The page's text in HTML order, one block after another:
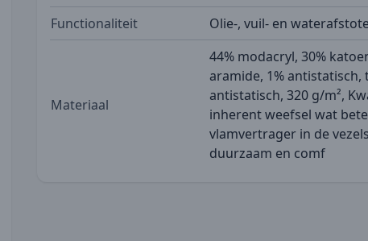
Functionaliteit
Olie-, vuil- en
Materiaal
44% modacryl, 30%
aramide, 1%
antistatisch, 320 g/m²,
inherent weefsel wat
vlamvertrager in de
duurzaam en comf